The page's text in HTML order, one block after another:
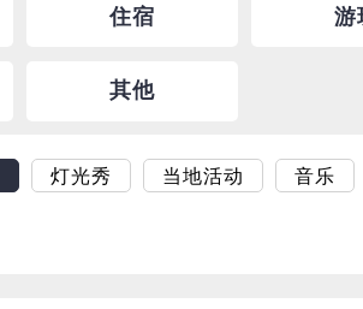
住宿 游
其他
灯光秀 当地活动 音乐